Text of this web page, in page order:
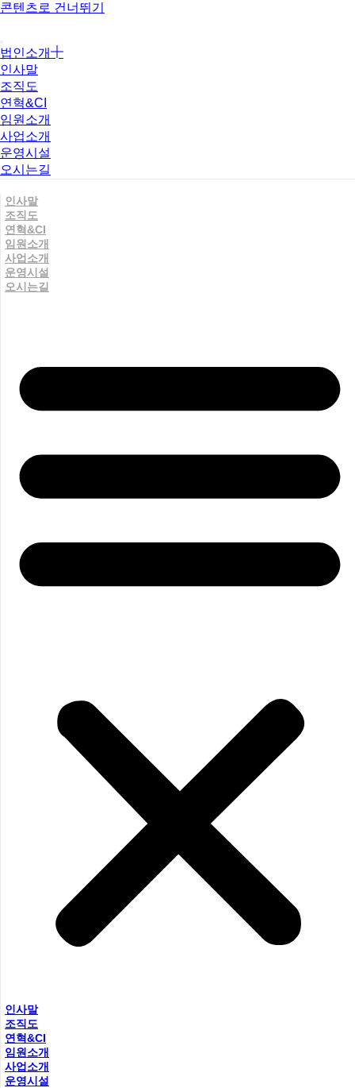
콘텐츠로 건너뛰기
법인소개
인사말
조직도
연혁&CI
임원소개
사업소개
운영시설
오시는길
인사말
조직도
연혁&CI
임원소개
사업소개
운영시설
오시는길
인사말
조직도
연혁&CI
임원소개
사업소개
운영시설